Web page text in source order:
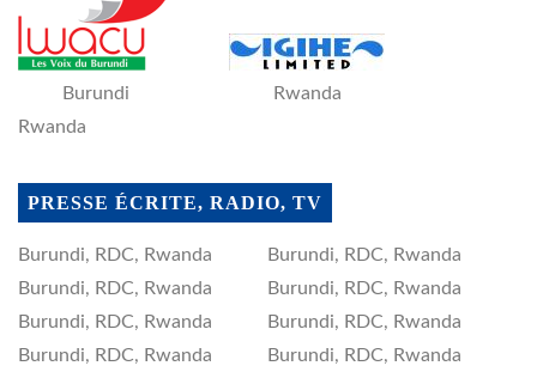
Burundi
Rwanda
Rwanda
PRESSE ÉCRITE, RADIO, TV
Burundi, RDC, Rwanda
Burundi, RDC, Rwanda
Burundi, RDC, Rwanda
Burundi, RDC, Rwanda
Burundi, RDC, Rwanda
Burundi, RDC, Rwanda
Burundi, RDC, Rwanda
Burundi, RDC, Rwanda